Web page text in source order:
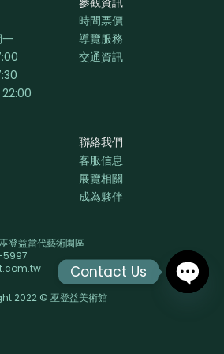
時間票價
導覽服務
交通資訊
聯絡我們
客服信息
展覽相關
成為夥伴
登益當代藝術園區
5997
2022 © 巫登益美術館
Contact Us